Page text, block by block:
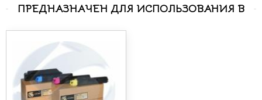
ПРЕДНАЗНАЧЕН ДЛЯ ИСПОЛЬЗОВАНИЯ В